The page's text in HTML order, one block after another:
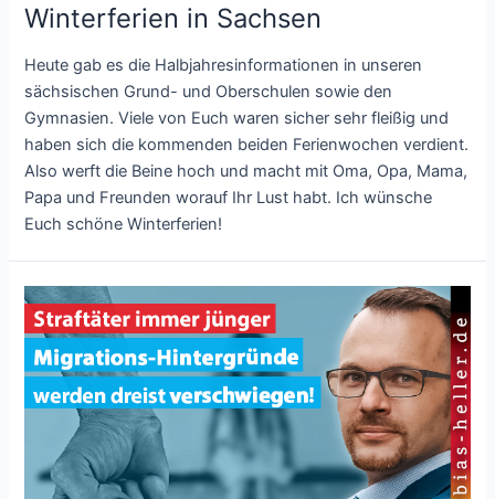
Winterferien in Sachsen
Heute gab es die Halbjahresinformationen in unseren
sächsischen Grund- und Oberschulen sowie den
Gymnasien. Viele von Euch waren sicher sehr fleißig und
haben sich die kommenden beiden Ferienwochen verdient.
Also werft die Beine hoch und macht mit Oma, Opa, Mama,
Papa und Freunden worauf Ihr Lust habt. Ich wünsche
Euch schöne Winterferien!